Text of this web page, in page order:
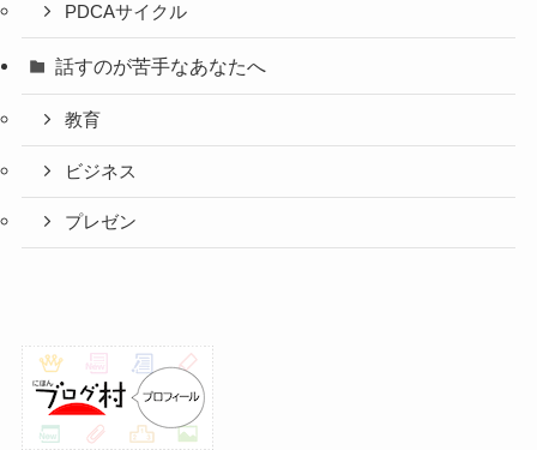
PDCAサイクル
話すのが苦手なあなたへ
教育
ビジネス
プレゼン